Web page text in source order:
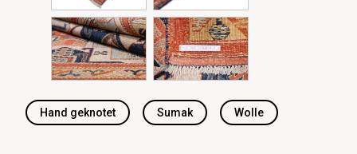
Hand geknotet Sumak Wolle